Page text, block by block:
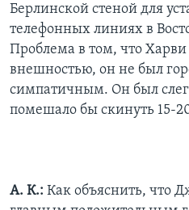
Берлинской стеной для
телефонных линиях в
Проблема в том, что
внешностью, он не был
симпатичным. Он был
помешало бы скинуть 15-
А. К.: Как объяснить, что